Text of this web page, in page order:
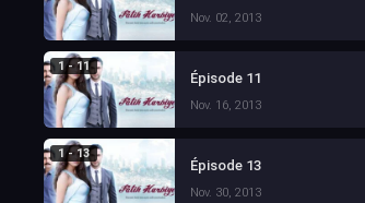
Nov. 02, 2013
1 - 11
Épisode 11
Nov. 16, 2013
1 - 13
Épisode 13
Nov. 30, 2013